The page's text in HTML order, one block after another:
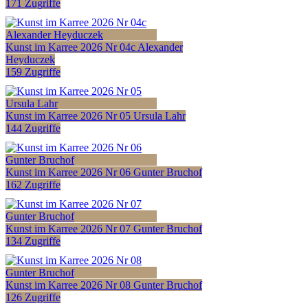
171 Zugriffe
Kunst im Karree 2026 Nr 04c Alexander
Heyduczek
159 Zugriffe
Kunst im Karree 2026 Nr 05 Ursula Lahr
144 Zugriffe
Kunst im Karree 2026 Nr 06 Gunter Bruchof
162 Zugriffe
Kunst im Karree 2026 Nr 07 Gunter Bruchof
134 Zugriffe
Kunst im Karree 2026 Nr 08 Gunter Bruchof
126 Zugriffe